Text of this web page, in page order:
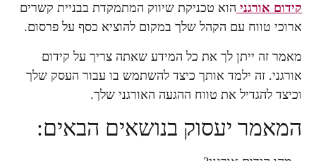
קידום אורגני הוא טכניקת שיווק המתמקדת בבניית קשרים
ארוכי טווח עם הקהל שלך במקום להוציא כסף על פרסום.
מאמר זה ייתן לך את כל המידע שאתה צריך על קידום
אורגני. זה ילמד אותך כיצד להשתמש בו עבור העסק שלך
וכיצד להגדיל את טווח ההגעה האורגני שלך.
המאמר יעסוק בנושאים הבאים: